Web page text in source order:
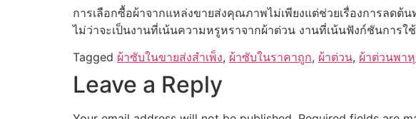
การเลือกซื้อผ้าจากแหล่งขายส่งคุณภาพไม่เพียงแต่ช่วยเรื่องการลด
ไม่ว่าจะเป็นงานที่เน้นความหรูหราจากผ้าต่วน งานที่เน้นฟังก์ชันกา
Tagged ผ้าซับในขายส่งสำเพ็ง, ผ้าซับในราคาถูก, ผ้าต่วน, ผ้าต่วนพา
Leave a Reply